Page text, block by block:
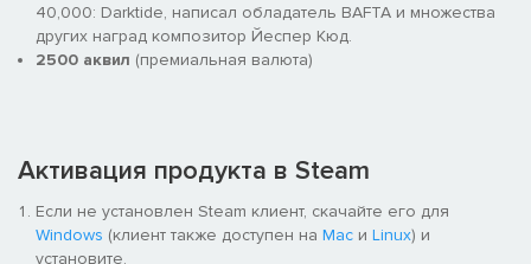
40,000: Darktide, написал обладатель BAFTA и множества
других наград композитор Йеспер Кюд.
2500 аквил (премиальная валюта)
Активация продукта в Steam
Если не установлен Steam клиент, скачайте его для
Windows (клиент также доступен на Mac и Linux) и
установите.